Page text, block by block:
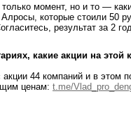
момент, но и то —
которые стоили 50
результат за 2
какие акции на этой
44 компаний и в этом
ценам: t.me/